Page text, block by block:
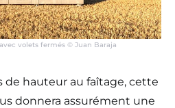
volets fermés © Juan Baraja
de hauteur au faîtage, cette
donnera assurément une